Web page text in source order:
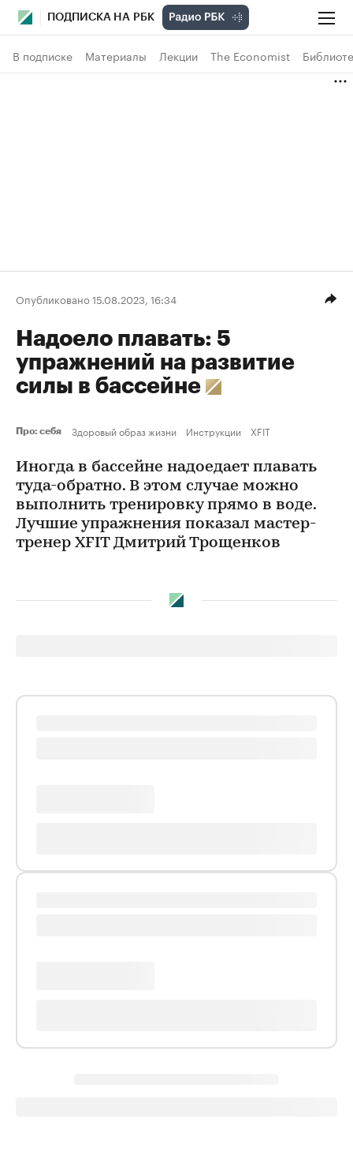
ПОДПИСКА НА РБК
В подписке Материалы Лекции The Economist
Опубликовано 15.08.2023, 16:34
Надоело плавать: 5
упражнений на развитие
силы в бассейне
Про: себя Здоровый образ жизни Инструкции XFIT
Иногда в бассейне надоедает плавать
туда-обратно. В этом случае можно
выполнить тренировку прямо в воде.
Лучшие упражнения показал мастер-
тренер XFIT Дмитрий Трощенков